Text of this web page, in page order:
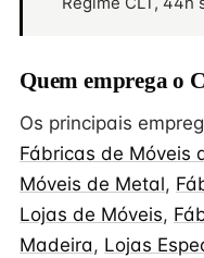
Quem emprega o
Os principais
Fábricas de Móveis
Móveis de Metal,
Lojas de Móveis,
Madeira, Lojas